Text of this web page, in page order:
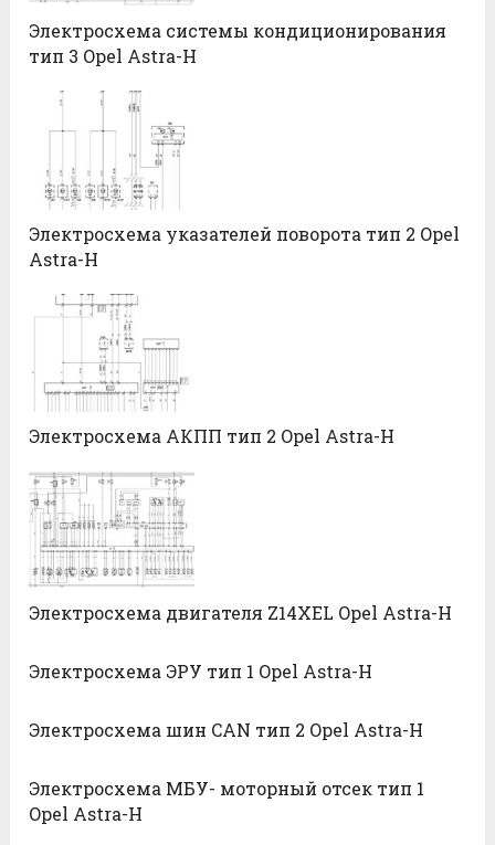
Электросхема системы кондиционирования
тип 3 Opel Astra-H
Электросхема указателей поворота тип 2 Opel
Astra-H
Электросхема АКПП тип 2 Opel Astra-H
Электросхема двигателя Z14XEL Opel Astra-H
Электросхема ЭРУ тип 1 Opel Astra-H
Электросхема шин CAN тип 2 Opel Astra-H
Электросхема МБУ- моторный отсек тип 1
Opel Astra-H